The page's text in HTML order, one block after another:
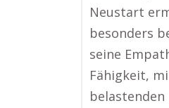
Neustart
besonders
seine
Fähigkeit,
belastenden